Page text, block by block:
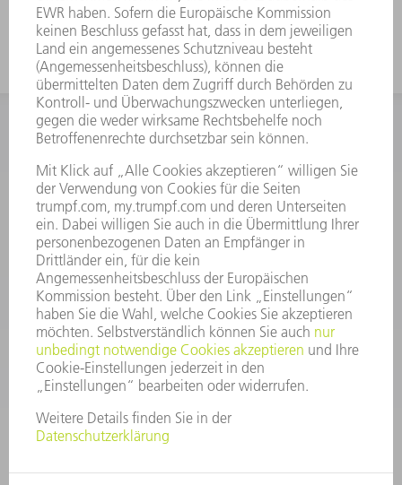
INFORMATION
Häufig gestellte Fragen
Allgemeine Geschäftsbedingungen
KONTAKT
After Sales
+43722160396550
Mo - Do: 08:00 -17:30 Uhr
Fr: 08:00 -16:30 Uhr
ersatzteile@at.trumpf.com